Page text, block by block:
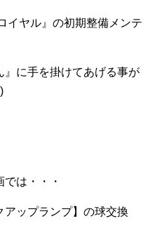
イヤル』の初期整備メンテ
』に手を掛けてあげる事が
は・・・
アップランプ】の球交換